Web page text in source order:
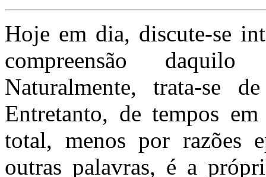
Hoje em dia, discute-se
compreensão
Naturalmente, trata-se
Entretanto, de tempos
total, menos por razões
outras palavras, é a